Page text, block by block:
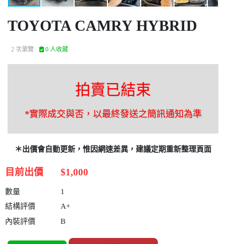
TOYOTA CAMRY HYBRID
2 次瀏覽 0 人收藏
拍賣已結束
*實際成交與否，以最終發送之簡訊通知為準
＊出價會自動更新，惟因網速差異，建議定期重新整理頁面
目前出價 $1,000
數量
1
結構評價
A+
內裝評價
B